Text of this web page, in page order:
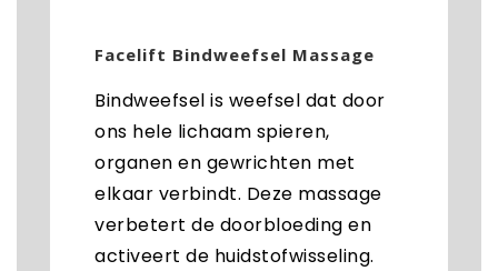
Facelift Bindweefsel Massage
Bindweefsel is weefsel dat door
ons hele lichaam spieren,
organen en gewrichten met
elkaar verbindt. Deze massage
verbetert de doorbloeding en
activeert de huidstofwisseling.